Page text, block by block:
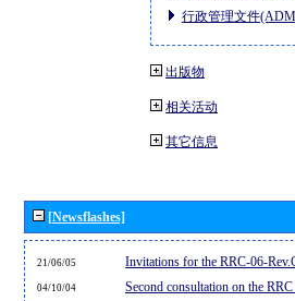
行政管理文件
出版物
相关活动
其它信息
[Newsflashes]
21/06/05 Invitations for the RRC-06-
04/10/04 Second consultation on the